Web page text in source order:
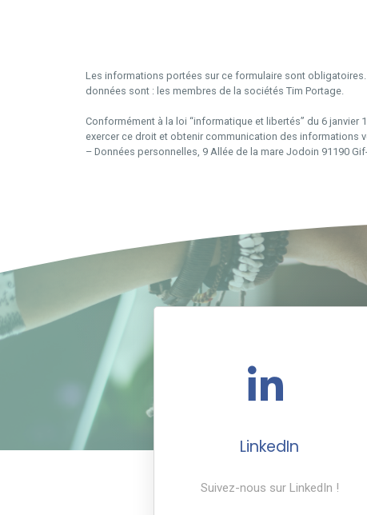
Les informations portées sur ce formulaire sont
données sont : les membres de la sociétés Tim Portage.
Conformément à la loi “informatique et libertés” du 6
exercer ce droit et obtenir communication des informations
– Données personnelles, 9 Allée de la mare Jodoin 91190
LinkedIn
Suivez-nous sur LinkedIn !